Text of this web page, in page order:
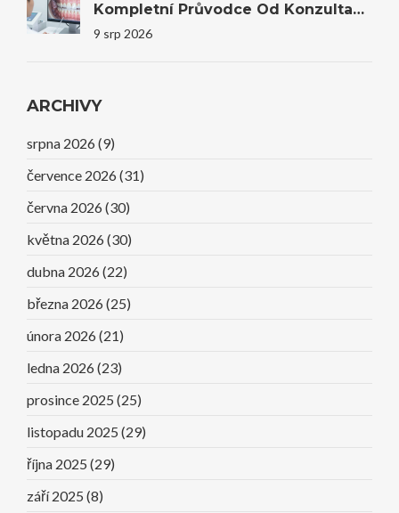
Kompletní Průvodce Od Konzultace
Po Výsledek
9 srp 2026
ARCHIVY
srpna 2026 (9)
července 2026 (31)
června 2026 (30)
května 2026 (30)
dubna 2026 (22)
března 2026 (25)
února 2026 (21)
ledna 2026 (23)
prosince 2025 (25)
listopadu 2025 (29)
října 2025 (29)
září 2025 (8)